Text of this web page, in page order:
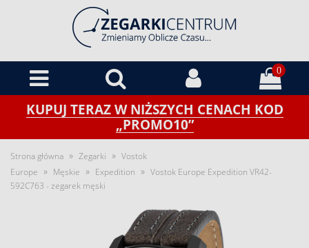
0
KUPUJ TERAZ W NIŻSZYCH CENACH KOD
„PROMO10”
Strona główna » Zegarki » Vostok
Europe » Męskie » Expedition » Vostok Europe Expedition VR42-
592C763 - zegarek męski